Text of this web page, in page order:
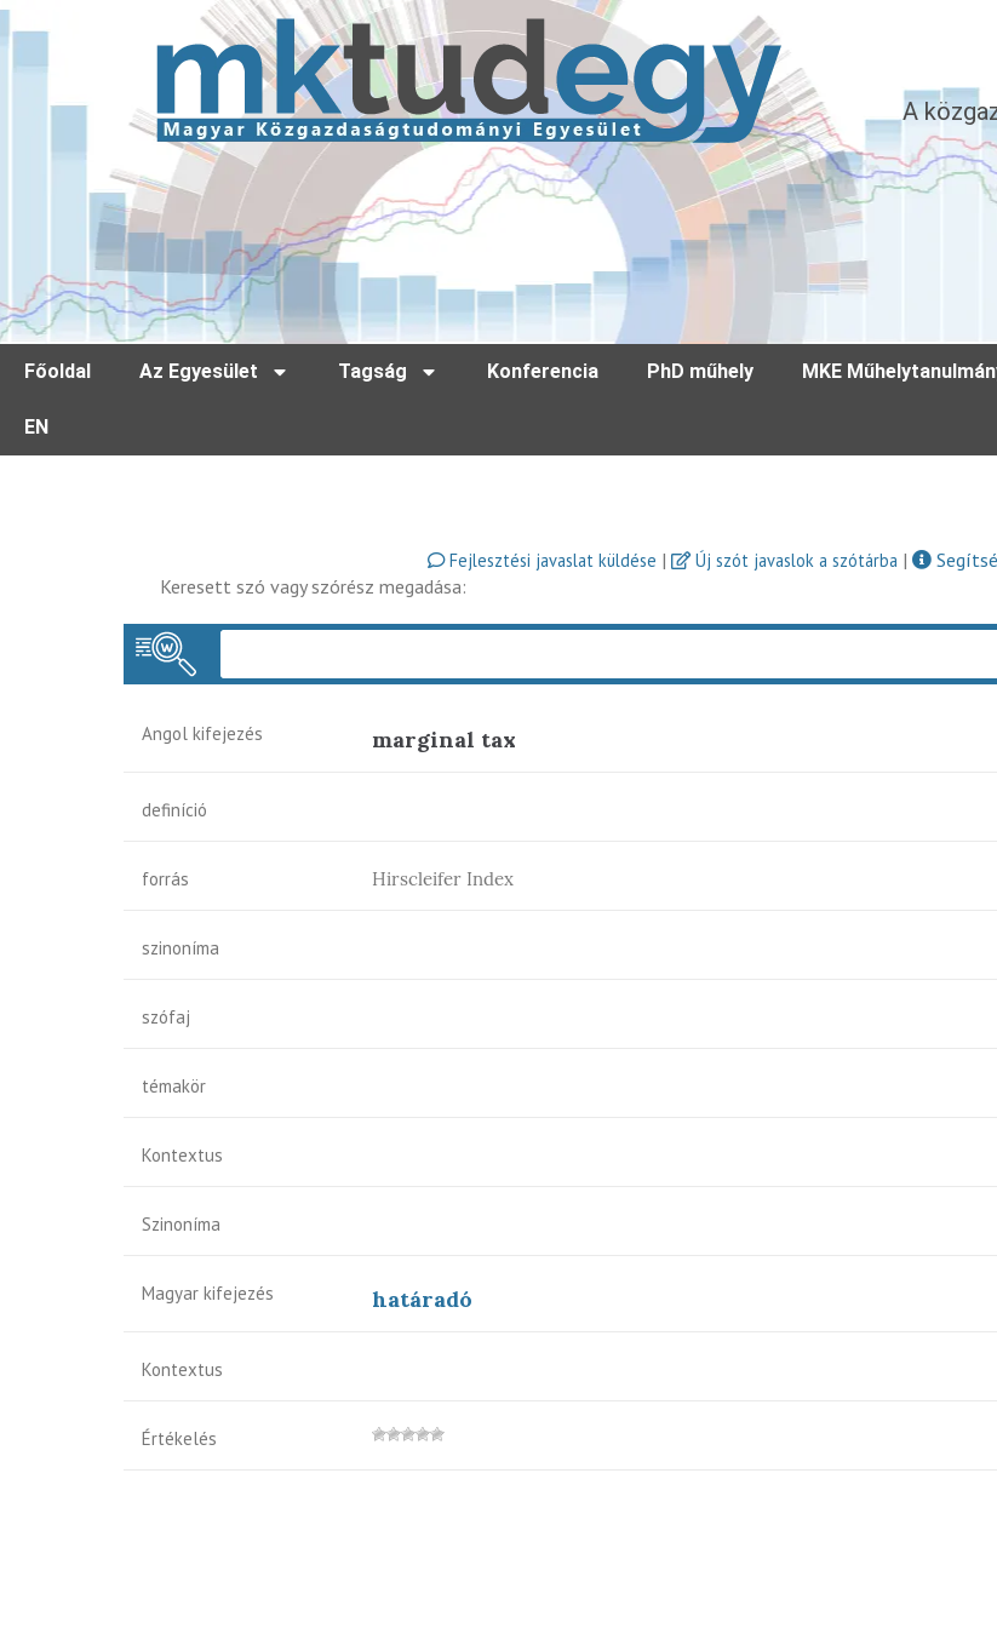
A
Főoldal Az Egyesület Tagság Konferencia PhD műhely MKE
EN
Fejlesztési javaslat küldése | Új szót javaslok a szótárba |
Keresett szó vagy szórész megadása:
Angol kifejezés marginal tax
definíció
forrás Hirscleifer Index
szinoníma
szófaj
témakör
Kontextus
Szinoníma
Magyar kifejezés határadó
Kontextus
Értékelés